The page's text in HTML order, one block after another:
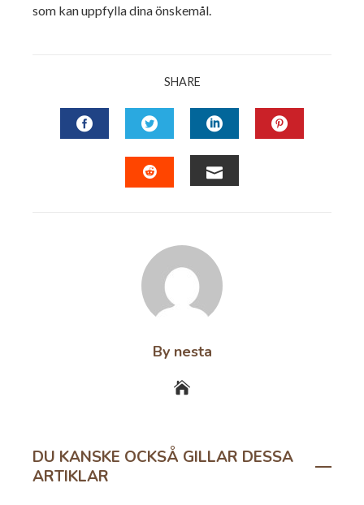
som kan uppfylla dina önskemål.
SHARE
FACEBOOKTWITTERLINKEDIN
By nesta
DU KANSKE OCKSÅ GILLAR DESSA
ARTIKLAR